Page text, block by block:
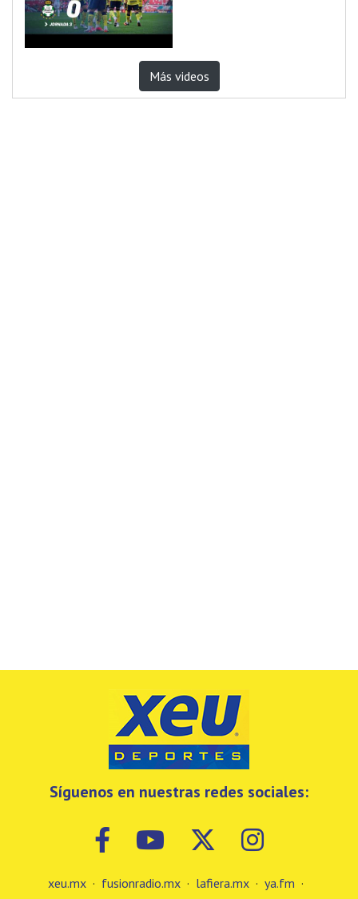
Más videos
Síguenos en nuestras redes sociales:
xeu.mx · fusionradio.mx · lafiera.mx · ya.fm ·